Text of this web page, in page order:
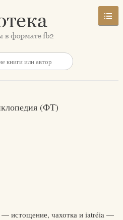
(ФТ)
— истощение, чахотка и iatréia —